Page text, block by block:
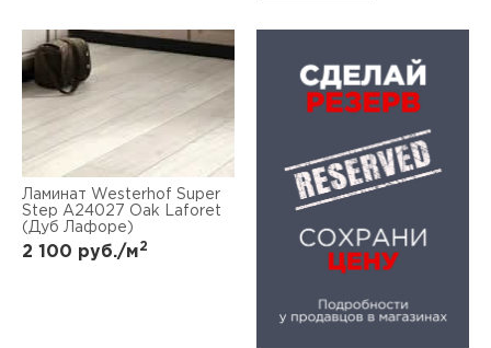
Ламинат Westerhof Super
Step А24027 Oak Laforet
(Дуб Лафоре)
2 100 руб./м2